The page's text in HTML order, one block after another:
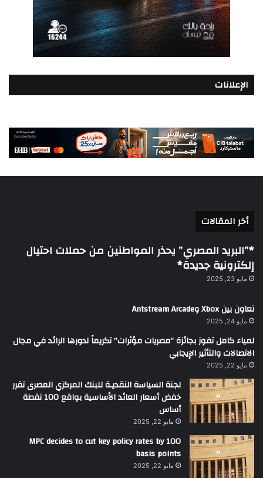
الإعلانات
أخر المقالات
*”البريد المصري” يحذر المواطنين من حملات احتيال
إلكترونية جديدة*
مايو 23, 2025
تعاون بين Xbox وAntstream Arcade
مايو 24, 2025
لمياء كامل تفوز بجائزة “مصريات مؤثرات” تكريماً لدورها الرائد في مجال
الاتصالات والتأثير الإيجابي
مايو 22, 2025
لجنة السياسة النقديـة للبنك المركزي المصرى تقرر
خفض أسعار العائد الأساسية بواقع 100 نقطة
أساس
مايو 22, 2025
MPC decides to cut key policy rates by 100
basis points
مايو 22, 2025